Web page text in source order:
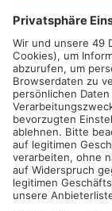
Februar könnten
in den Bundestag
Primavera ergab.
Kreis haben große
Jürgen Mohn von
Der
Direktkandidat
hessischen
Umfragewerte
die Liste ins